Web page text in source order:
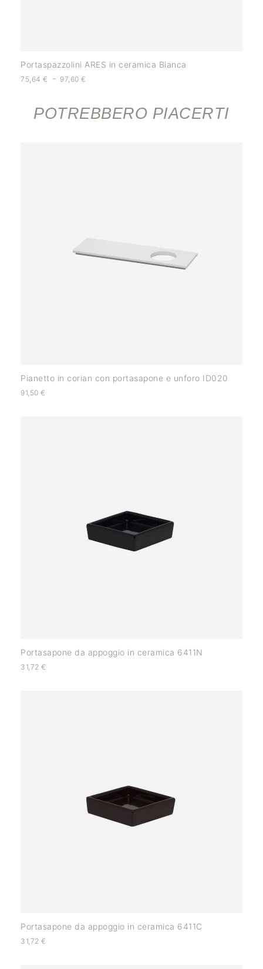
Portaspazzolini ARES in ceramica Bianca
75,64 € - 97,60€
POTREBBERO PIACERTI
Pianetto in corian con portasapone e unforo ID020
91,50 €
Portasapone da appoggio in ceramica 6411N
31,72 €
Portasapone da appoggio in ceramica 6411C
31,72 €